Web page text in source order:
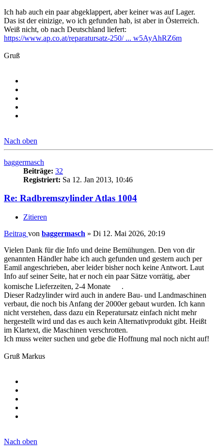
Ich hab auch ein paar abgeklappert, aber keiner was auf Lager.
Das ist der einizige, wo ich gefunden hab, ist aber in Österreich.
Weiß nicht, ob nach Deutschland liefert:
https://www.ap.co.at/reparatursatz-250/ ... w5AyAhRZ6m
Gruß
Nach oben
baggermasch
Beiträge: 32
Registriert: Sa 12. Jan 2013, 10:46
Re: Radbremszylinder Atlas 1004
Zitieren
Beitrag von baggermasch » Di 12. Mai 2026, 20:19
Vielen Dank für die Info und deine Bemühungen. Den von dir
genannten Händler habe ich auch gefunden und gestern auch per
Eamil angeschrieben, aber leider bisher noch keine Antwort. Laut
Info auf seiner Seite, hat er noch ein paar Sätze vorrätig, aber
komische Lieferzeiten, 2-4 Monate
.
Dieser Radzylinder wird auch in andere Bau- und Landmaschinen
verbaut, die noch bis Anfang der 2000er gebaut wurden. Ich kann
nicht verstehen, dass dazu ein Reperatursatz einfach nicht mehr
hergestellt wird und das es auch kein Alternativprodukt gibt. Heißt
im Klartext, die Maschinen verschrotten.
Ich muss weiter suchen und gebe die Hoffnung mal noch nicht auf!
Gruß Markus
Nach oben